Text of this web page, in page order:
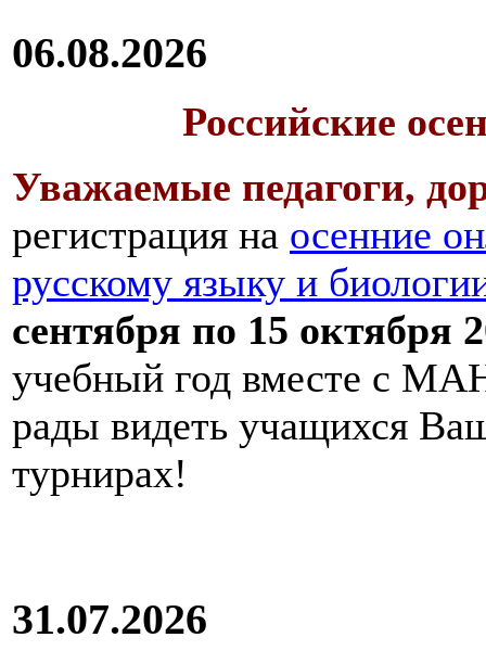
06.08.2026
Российские
Уважаемые педагоги,
регистрация на осенние
русскому языку и
сентября по 15 октября
учебный год вместе с
рады видеть учащихся
турнирах!
31.07.2026